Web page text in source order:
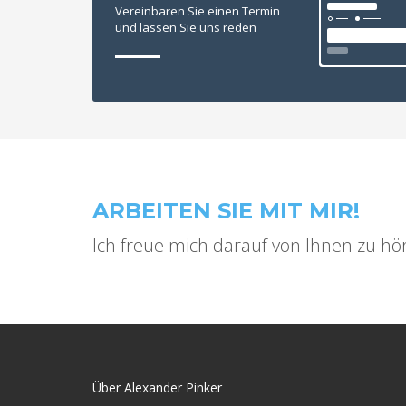
Vereinbaren Sie einen Termin
und lassen Sie uns reden
ARBEITEN SIE MIT MIR!
Ich freue mich darauf von Ihnen zu
Über Alexander Pinker